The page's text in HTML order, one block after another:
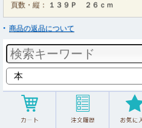
頁数・縦：
１３９Ｐ ２６ｃｍ
商品の返品について